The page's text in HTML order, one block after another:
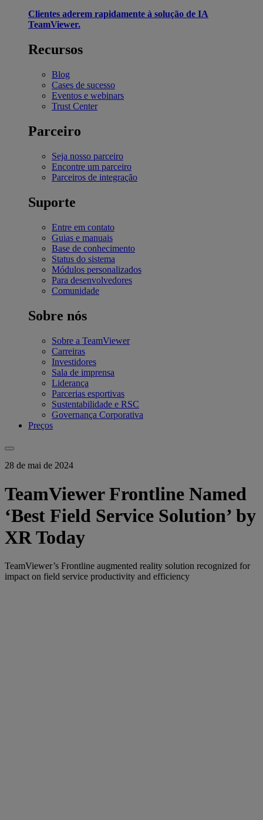
Clientes aderem rapidamente à solução de IA
TeamViewer.
Recursos
Blog
Cases de sucesso
Eventos e webinars
Trust Center
Parceiro
Seja nosso parceiro
Encontre um parceiro
Parceiros de integração
Suporte
Entre em contato
Guias e manuais
Base de conhecimento
Status do sistema
Módulos personalizados
Para desenvolvedores
Comunidade
Sobre nós
Sobre a TeamViewer
Carreiras
Investidores
Sala de imprensa
Liderança
Parcerias esportivas
Sustentabilidade e RSC
Governança Corporativa
Preços
28 de mai de 2024
TeamViewer Frontline Named
‘Best Field Service Solution’ by
XR Today
TeamViewer’s Frontline augmented reality solution recognized for
impact on field service productivity and efficiency